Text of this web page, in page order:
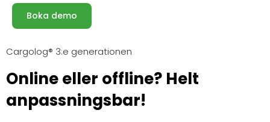
Boka demo
Cargolog® 3:e generationen
Online eller offline? Helt
anpassningsbar!